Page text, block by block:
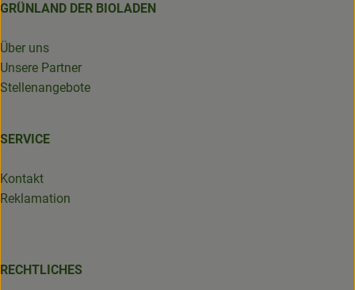
GRÜNLAND DER BIOLADEN
Über uns
Unsere Partner
Stellenangebote
SERVICE
Kontakt
Reklamation
RECHTLICHES